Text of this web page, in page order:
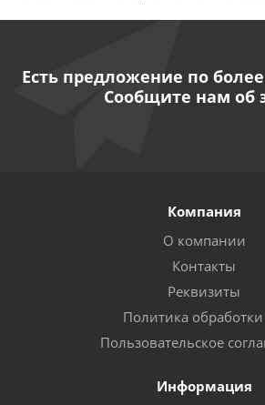
Есть предложение по
Сообщите нам об
Компания
О компании
Контакты
Реквизиты
Политика
Пользовательское
Информация